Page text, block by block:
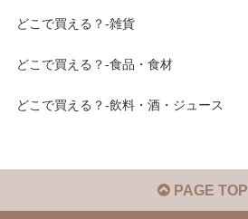
どこで買える？-雑貨
どこで買える？-食品・食材
どこで買える？-飲料・酒・ジュース
PAGE TOP